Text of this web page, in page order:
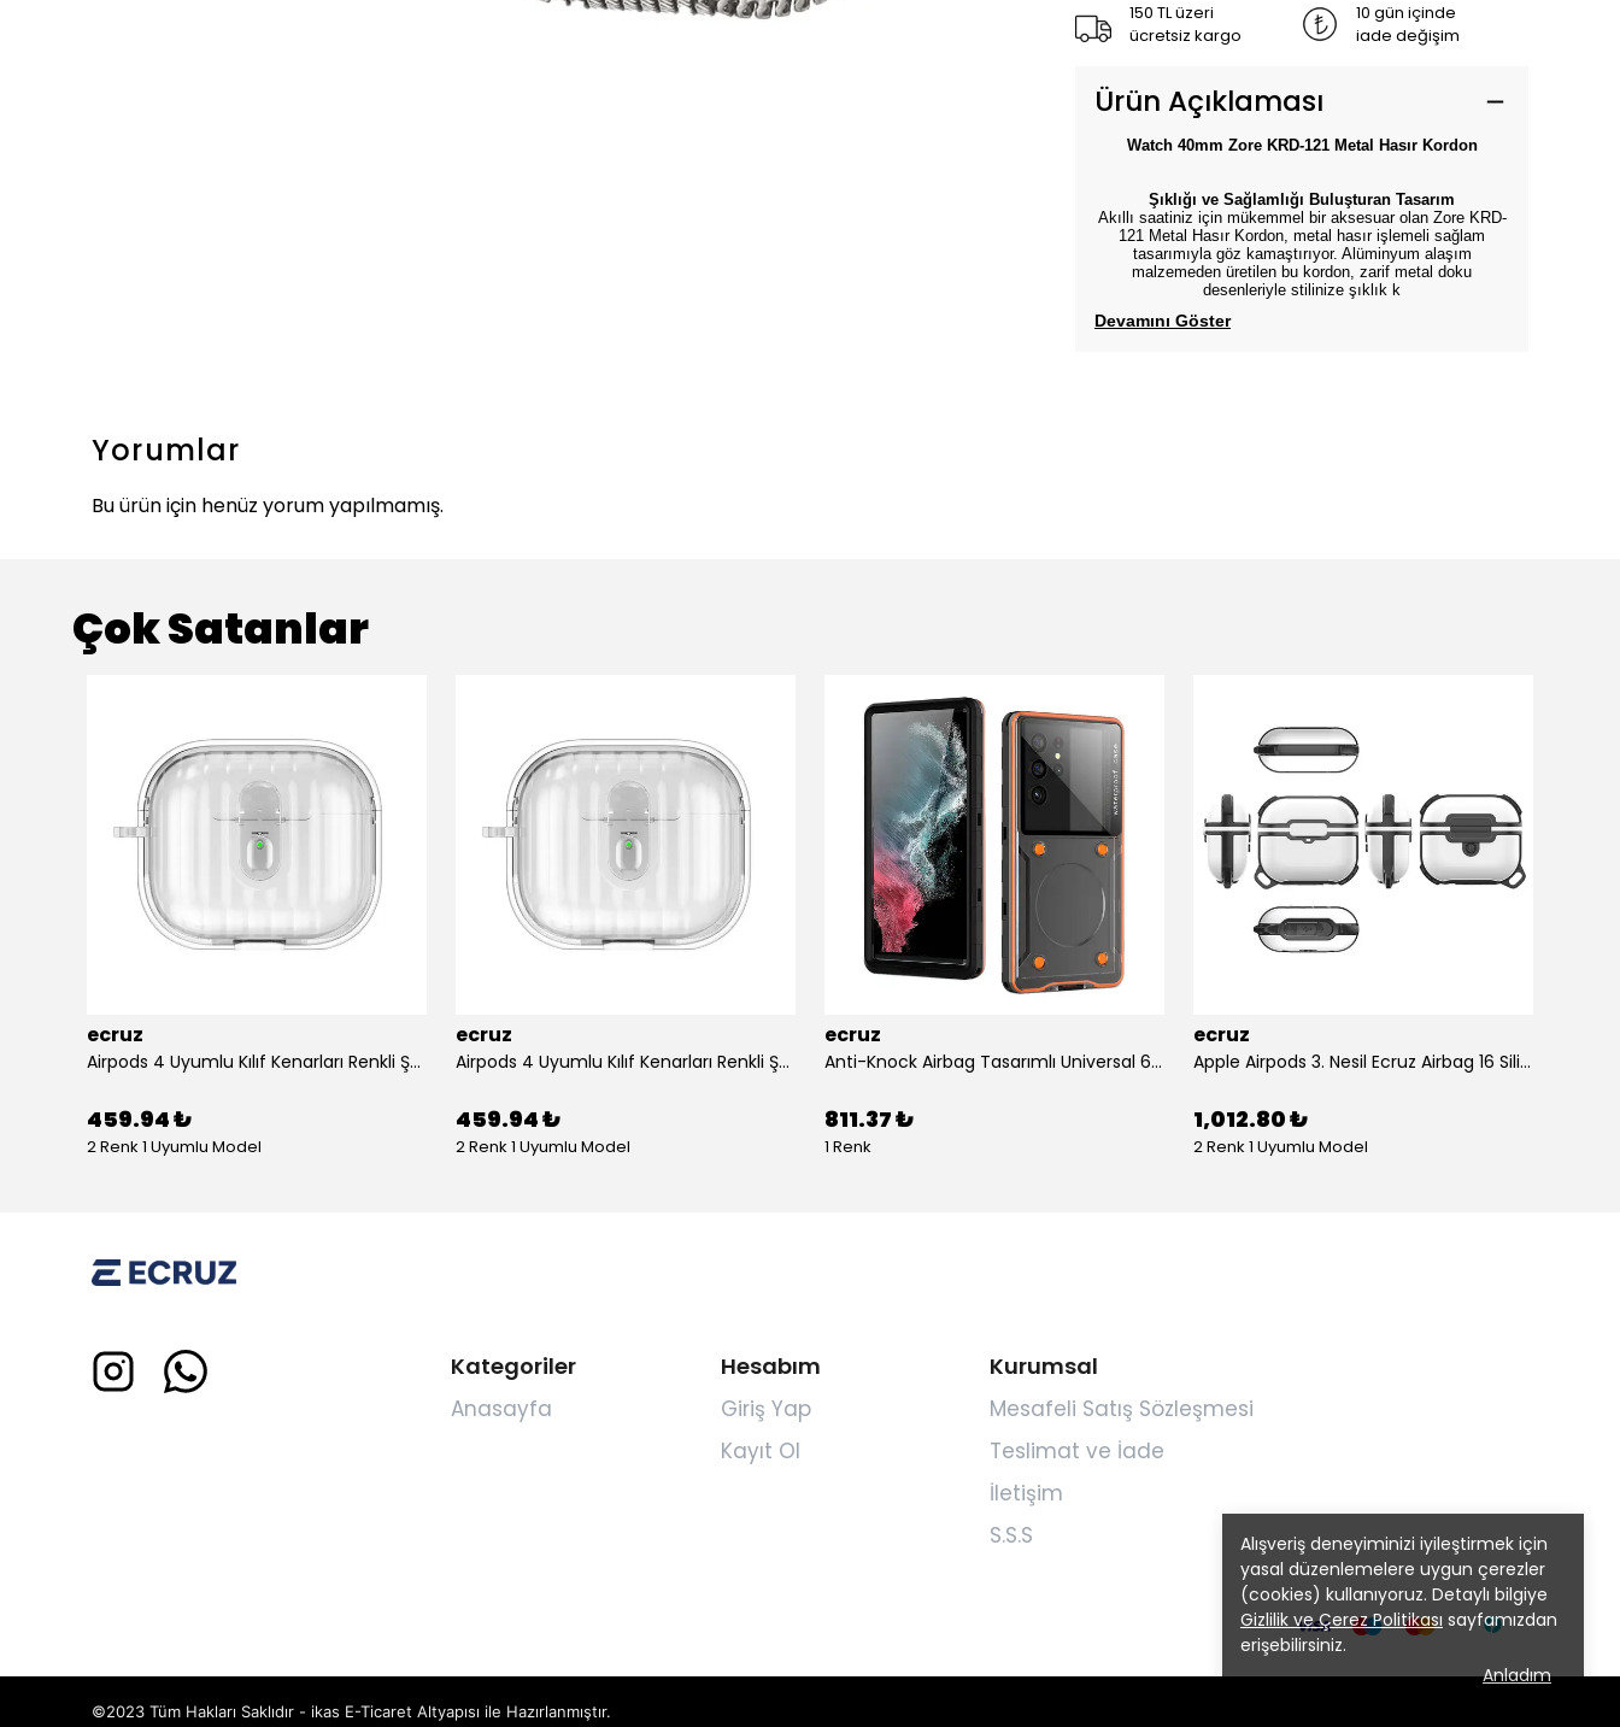
Alışveriş deneyiminizi iyileştirmek için
yasal düzenlemelere uygun çerezler
(cookies) kullanıyoruz. Detaylı bilgiye
Gizlilik ve Çerez Politikası sayfamızdan
erişebilirsiniz.
Anladım
150 TL üzeri
ücretsiz kargo
10 gün içinde
iade değişim
Ürün Açıklaması
Watch 40mm Zore KRD-121 Metal Hasır Kordon
Şıklığı ve Sağlamlığı Buluşturan Tasarım
Akıllı saatiniz için mükemmel bir aksesuar olan Zore KRD-
121 Metal Hasır Kordon, metal hasır işlemeli sağlam
tasarımıyla göz kamaştırıyor. Alüminyum alaşım
malzemeden üretilen bu kordon, zarif metal doku
desenleriyle stilinize şıklık k
Devamını Göster
Yorumlar
Bu ürün için henüz yorum yapılmamış.
Çok Satanlar
ecruz
Airpods 4 Uyumlu Kılıf Kenarları Renkli Şeffaf Dilimli Silikon Ecruz Airbag 40 Uyumlu Kılıf
459.94 ₺
2 Renk 1 Uyumlu Model
ecruz
Airpods 4 Uyumlu Kılıf Kenarları Renkli Şeffaf Dilimli Silikon Ecruz Airbag 40 Uyumlu Kılıf
459.94 ₺
2 Renk 1 Uyumlu Model
ecruz
Anti-Knock Airbag Tasarımlı Universal 6.9"inç Su Geçirmez Ecruz Voter Kapak
811.37 ₺
1 Renk
ecruz
Apple Airpods 3. Nesil Ecruz Airbag 16 Silikon 1-1 Su Geçirmez Uyumlu Kılıf
1,012.80 ₺
2 Renk 1 Uyumlu Model
Kategoriler
Anasayfa
Hesabım
Giriş Yap
Kayıt Ol
Kurumsal
Mesafeli Satış Sözleşmesi
Teslimat ve İade
İletişim
S.S.S
©2023 Tüm Hakları Saklıdır - ikas E-Ticaret Altyapısı ile Hazırlanmıştır.